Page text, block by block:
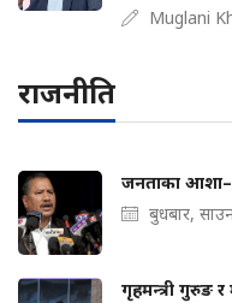
Muglani
राजनीति
जनताका
बुधबार,
गृहमन्त्री गुरुङ